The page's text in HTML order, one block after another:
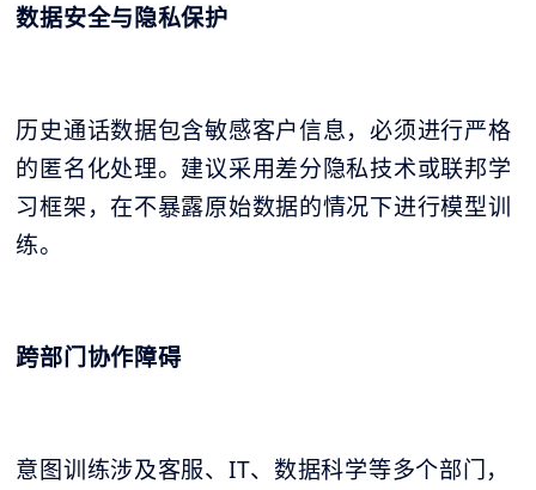
数据安全与隐私保护
历史通话数据包含敏感客户信息，必须进行严格
的匿名化处理。建议采用差分隐私技术或联邦学
习框架，在不暴露原始数据的情况下进行模型训
练。
跨部门协作障碍
意图训练涉及客服、IT、数据科学等多个部门，